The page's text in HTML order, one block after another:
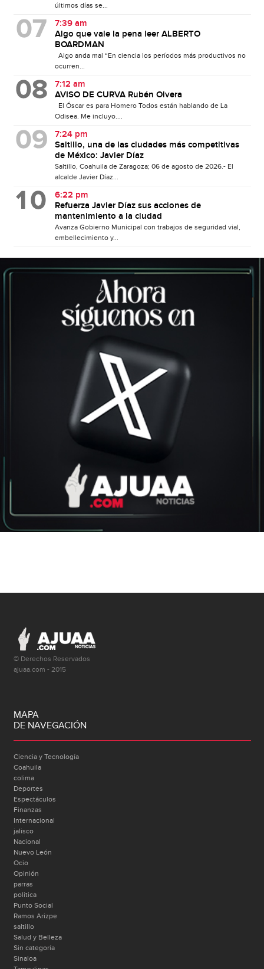
últimos días se...
7:39 am
Algo que vale la pena leer ALBERTO
BOARDMAN
Algo anda mal “En ciencia los períodos más productivos no
ocurren...
7:12 am
AVISO DE CURVA Rubén Olvera
El Óscar es para Homero Todos están hablando de La
Odisea. Me incluyo....
7:24 pm
Saltillo, una de las ciudades más competitivas
de México: Javier Díaz
Saltillo, Coahuila de Zaragoza; 06 de agosto de 2026.- El
alcalde Javier Díaz...
6:22 pm
Refuerza Javier Díaz sus acciones de
mantenimiento a la ciudad
Avanza Gobierno Municipal con trabajos de seguridad vial,
embellecimiento y...
© Derechos Reservados
ajuaa.com - 2015
MAPA
DE NAVEGACIÓN
Ciencia y Tecnología
Coahuila
colima
Deportes
Espectáculos
Finanzas
Internacional
jalisco
Nacional
Nuevo León
Ocio
Opinión
parras
politica
Punto Social
Ramos Arizpe
saltillo
Salud y Belleza
Sin categoría
Sinaloa